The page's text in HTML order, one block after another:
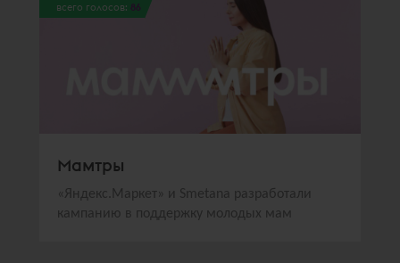
всего голосов: 86
Мамтры
«Яндекс.Маркет» и Smetana разработали
кампанию в поддержку молодых мам